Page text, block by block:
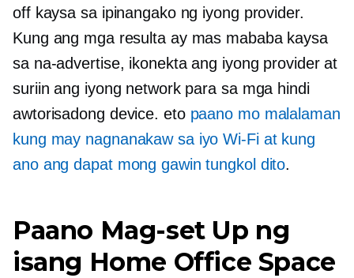
off kaysa sa ipinangako ng iyong provider.
Kung ang mga resulta ay mas mababa kaysa
sa na-advertise, ikonekta ang iyong provider at
suriin ang iyong network para sa mga hindi
awtorisadong device. eto paano mo malalaman
kung may nagnanakaw sa iyoWi-Fiat kung
ano ang dapat mong gawin tungkol dito.
Paano Mag-set Up ng
isang Home Office Space